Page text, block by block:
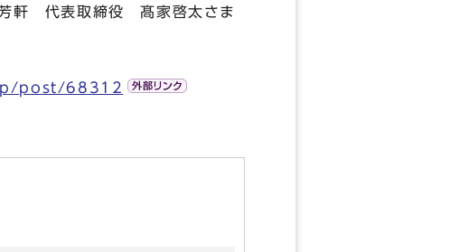
代表取締役 髙家啓太さま
post/68312